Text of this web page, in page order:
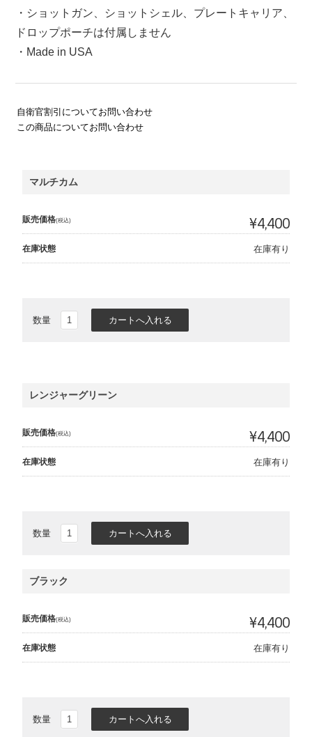
・ショットガン、ショットシェル、プレートキャリア、
ドロップポーチは付属しません
・Made in USA
自衛官割引についてお問い合わせ
この商品についてお問い合わせ
マルチカム
販売価格(税込) ¥4,400
在庫状態 在庫有り
数量
レンジャーグリーン
販売価格(税込) ¥4,400
在庫状態 在庫有り
数量
ブラック
販売価格(税込) ¥4,400
在庫状態 在庫有り
数量